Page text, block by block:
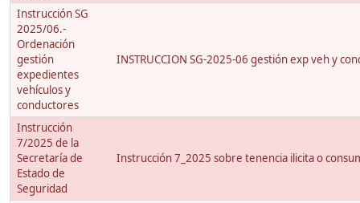
Instrucción SG
2025/06.-
Ordenación
gestión
expedientes
vehículos y
conductores
INSTRUCCION SG-2025-06 gestión exp veh y
Instrucción
7/2025 de la
Secretaría de
Estado de
Seguridad
Instrucción 7_2025 sobre tenencia ilicita o